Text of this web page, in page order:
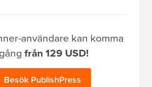
användare kan komma
från 129 USD!
Besök PublishPress